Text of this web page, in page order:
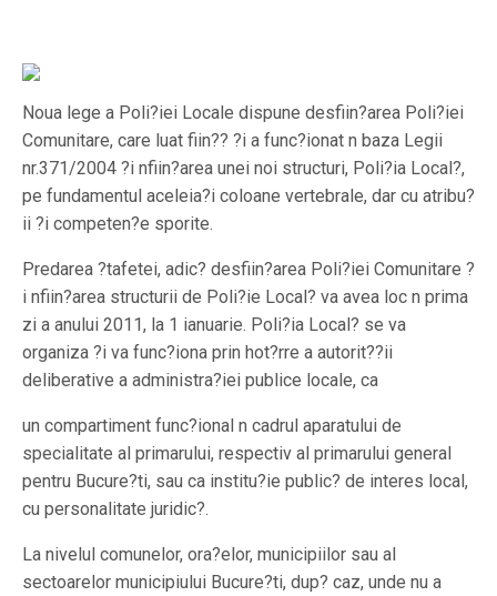
Noua lege a Poli?iei Locale dispune desfiin?area Poli?iei
Comunitare, care luat fiin?? ?i a func?ionat n baza Legii
nr.371/2004 ?i nfiin?area unei noi structuri, Poli?ia Local?,
pe fundamentul aceleia?i coloane vertebrale, dar cu atribu?
ii ?i competen?e sporite.
Predarea ?tafetei, adic? desfiin?area Poli?iei Comunitare ?
i nfiin?area structurii de Poli?ie Local? va avea loc n prima
zi a anului 2011, la 1 ianuarie. Poli?ia Local? se va
organiza ?i va func?iona prin hot?rre a autorit??ii
deliberative a administra?iei publice locale, ca
un compartiment func?ional n cadrul aparatului de
specialitate al primarului, respectiv al primarului general
pentru Bucure?ti, sau ca institu?ie public? de interes local,
cu personalitate juridic?.
La nivelul comunelor, ora?elor, municipiilor sau al
sectoarelor municipiului Bucure?ti, dup? caz, unde nu a